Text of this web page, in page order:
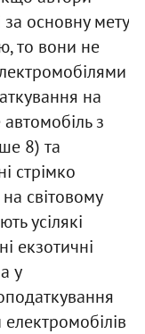
основну мету
то вони не
на
з
8) та
стрімко
світовому
усілякі
екзотичні
у